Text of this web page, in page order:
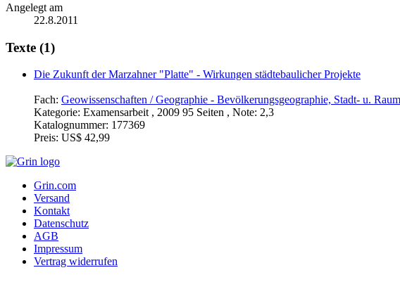
Angelegt am
22.8.2011
Texte (1)
Die Zukunft der Marzahner "Platte" - Wirkungen städtebaulicher Projekte
Fach: Geowissenschaften / Geographie - Bevölkerungsgeographie, Stadt- u.
Kategorie: Examensarbeit , 2009 95 Seiten , Note: 2,3
Katalognummer: 177369
Preis: US$ 42,99
Grin.com
Versand
Kontakt
Datenschutz
AGB
Impressum
Vertrag widerrufen